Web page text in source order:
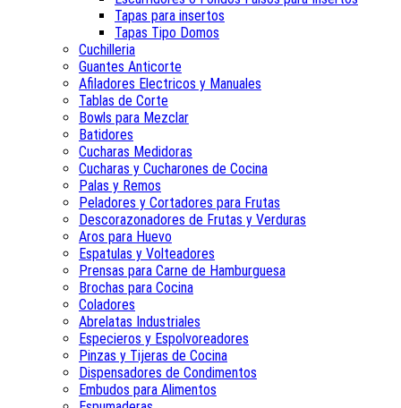
Tapas para insertos
Tapas Tipo Domos
Cuchilleria
Guantes Anticorte
Afiladores Electricos y Manuales
Tablas de Corte
Bowls para Mezclar
Batidores
Cucharas Medidoras
Cucharas y Cucharones de Cocina
Palas y Remos
Peladores y Cortadores para Frutas
Descorazonadores de Frutas y Verduras
Aros para Huevo
Espatulas y Volteadores
Prensas para Carne de Hamburguesa
Brochas para Cocina
Coladores
Abrelatas Industriales
Especieros y Espolvoreadores
Pinzas y Tijeras de Cocina
Dispensadores de Condimentos
Embudos para Alimentos